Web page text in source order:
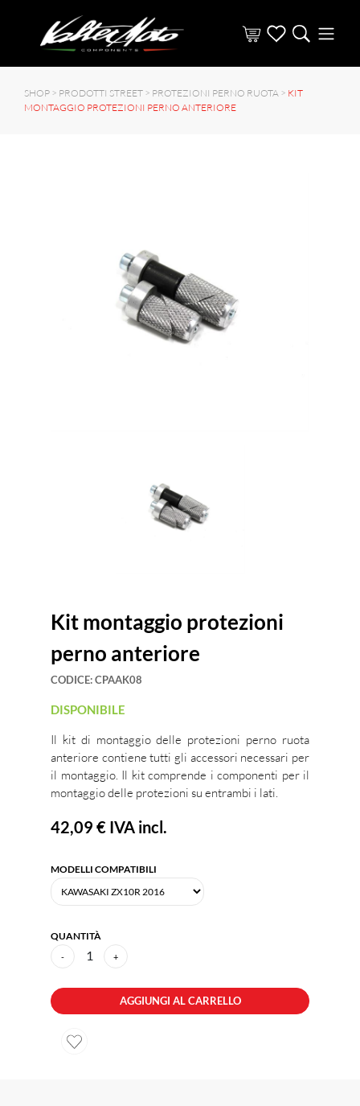
SHOP > PRODOTTI STREET > PROTEZIONI PERNO RUOTA > KIT
MONTAGGIO PROTEZIONI PERNO ANTERIORE
Kit montaggio protezioni
perno anteriore
CODICE:CPAAK08
DISPONIBILE
Il kit di montaggio delle protezioni perno ruota
anteriore contiene tutti gli accessori necessari per
il montaggio. Il kit comprende i componenti per il
montaggio delle protezioni su entrambi i lati.
42,09 € IVA incl.
MODELLI COMPATIBILI
QUANTITÀ
- 1 +
AGGIUNGI AL CARRELLO